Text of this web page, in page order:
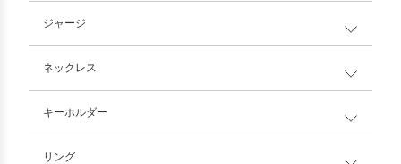
ジャージ
ネックレス
キーホルダー
リング